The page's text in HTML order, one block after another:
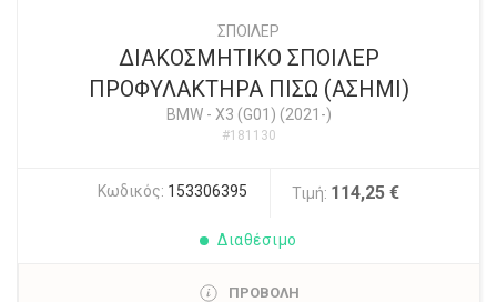
ΣΠΟΙΛΕΡ
ΔΙΑΚΟΣΜΗΤΙΚΟ ΣΠΟΙΛΕΡ
ΠΡΟΦΥΛΑΚΤΗΡΑ ΠΙΣΩ (ΑΣΗΜΙ)
BMW- X3 (G01) (2021-)
#181130
Κωδικός: 153306395 Τιμή: 114,25 €
Διαθέσιμο
ΠΡΟΒΟΛΗ